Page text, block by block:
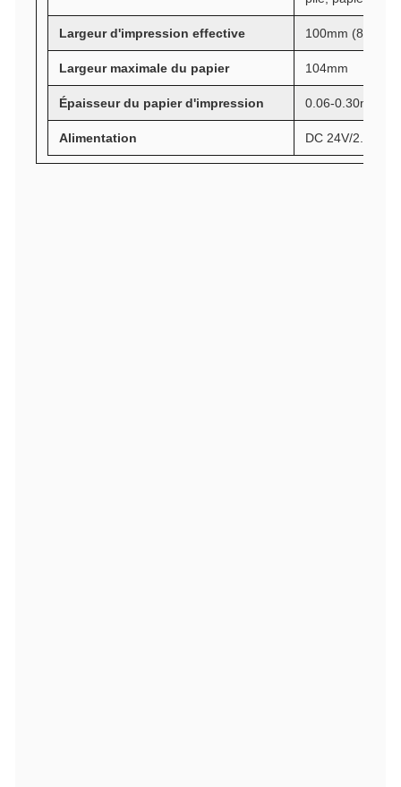
Largeur d'impression effective 100mm (800
Largeur maximale du papier 104mm
Épaisseur du papier d'impression 0.06-0.30mm
Alimentation DC 24V/2.5A